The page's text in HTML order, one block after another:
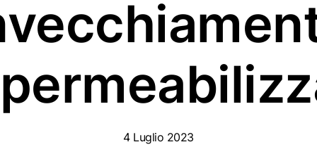
4 Luglio 2023